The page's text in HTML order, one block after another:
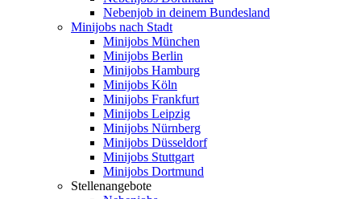
Nebenjob in deinem Bundesland
Minijobs nach Stadt
Minijobs München
Minijobs Berlin
Minijobs Hamburg
Minijobs Köln
Minijobs Frankfurt
Minijobs Leipzig
Minijobs Nürnberg
Minijobs Düsseldorf
Minijobs Stuttgart
Minijobs Dortmund
Stellenangebote